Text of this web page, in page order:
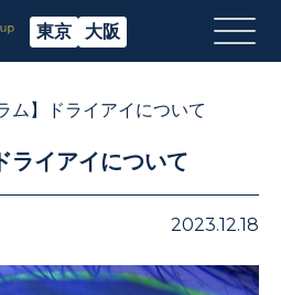
東京 大阪
ム】ドライアイについて
ライアイについて
2023.12.18